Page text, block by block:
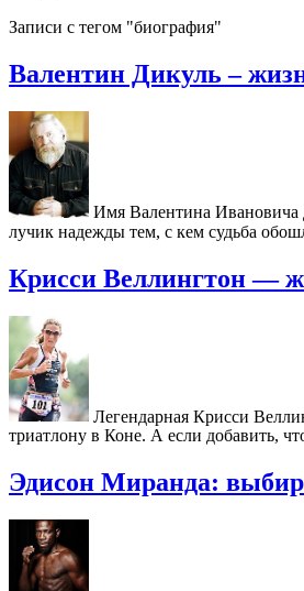
Записи с тегом "биография"
Валентин Дикуль –
Имя Валентина Ивановича
лучик надежды тем, с кем судьба
Крисси Веллингтон —
Легендарная Крисси
триатлону в Коне. А если добавить,
Эдисон Миранда: